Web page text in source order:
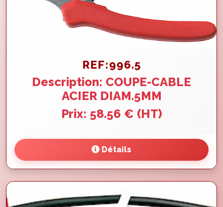
REF:996.5
Description: COUPE-CABLE
ACIER DIAM.5MM
Prix: 58.56 € (HT)
Détails